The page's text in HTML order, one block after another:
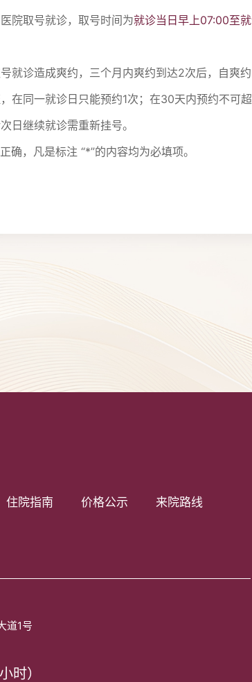
院取号就诊，取号时间为就诊当日早上07:00至
就诊造成爽约，三个月内爽约到达2次后，自爽
在同一就诊日只能预约1次；在30天内预约不可超
日继续就诊需重新挂号。
，凡是标注 “*”的内容均为必填项。
住院指南 价格公示 来院路线
道1号
时）